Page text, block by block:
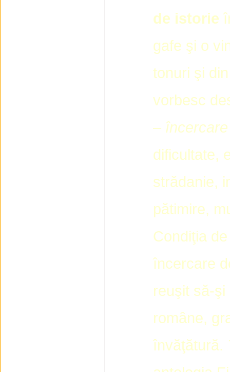
de istorie
gafe şi o
tonuri şi
vorbesc
– încercare
dificultate,
strădanie,
pătimire,
Condiţia
încercare
reuşit să-
române,
învăţătură.